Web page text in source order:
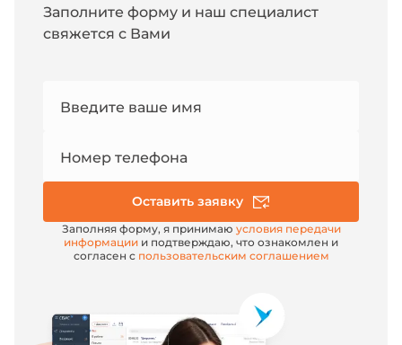
Заполните форму и наш специалист
свяжется с Вами
Введите ваше имя
Номер телефона
Номер
e-mail
Оставить заявку
Заполняя форму, я принимаю условия передачи
информации и подтверждаю, что ознакомлен и
согласен с пользовательским соглашением